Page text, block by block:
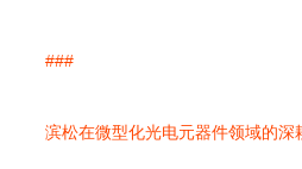
###
滨松在微型化光电元器件领域的